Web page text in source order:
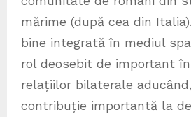
mărime (după cea din
bine integrată în mediul
rol deosebit de important
relațiilor bilaterale
contribuție importantă la